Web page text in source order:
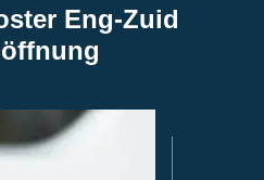
Eng-Zuid